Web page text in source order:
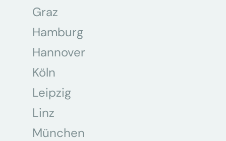
Graz
Hamburg
Hannover
Köln
Leipzig
Linz
München